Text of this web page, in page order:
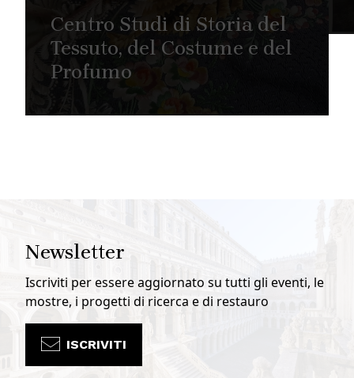
Centro Studi di Storia del
Tessuto, del Costume e del
Profumo
Newsletter
Iscriviti per essere aggiornato su tutti gli eventi, le
mostre, i progetti di ricerca e di restauro
ISCRIVITI